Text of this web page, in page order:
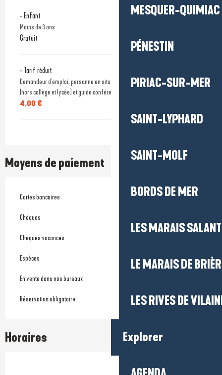
MESQUER-QUIMIAC
PÉNESTIN
PIRIAC-SUR-MER
SAINT-LYPHARD
SAINT-MOLF
BORDS DE MER
LES MARAIS
LE MARAIS DE
LES RIVES DE
Explorer
- Enfant
Moins de 3 ans
Gratuit
- Tarif réduit
Demandeur d'emploi, personne en situation de handicap, étudiants -25 ans
(hors collège et lycée) et guide conférencier sur présentation d'un justificatif.
4,00 €
Moyens de paiement
Cartes bancaires
Chèques
Chèques vacances
Espèces
En vente dans nos bureaux
Réservation obligatoire
Horaires